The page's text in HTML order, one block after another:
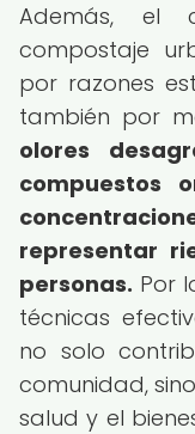
Además, el
compostaje
por razones
también por
olores
compuestos
representar
personas. Por
técnicas
no solo
comunidad,
salud y el